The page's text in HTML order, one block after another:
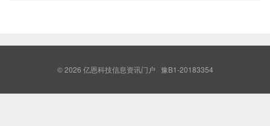
© 2026 亿恩科技信息资讯门户 豫B1-20183354